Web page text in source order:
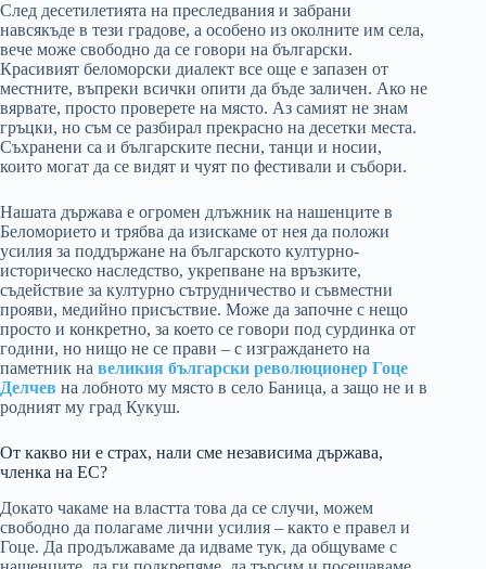
След десетилетията на преследвания и забрани
навсякъде в тези градове, а особено из околните им села,
вече може свободно да се говори на български.
Красивият беломорски диалект все още е запазен от
местните, въпреки всички опити да бъде заличен. Ако не
вярвате, просто проверете на място. Аз самият не знам
гръцки, но съм се разбирал прекрасно на десетки места.
Съхранени са и българските песни, танци и носии,
които могат да се видят и чуят по фестивали и събори.
Нашата държава е огромен длъжник на нашенците в
Беломорието и трябва да изискаме от нея да положи
усилия за поддържане на българското културно-
историческо наследство, укрепване на връзките,
съдействие за културно сътрудничество и съвместни
прояви, медийно присъствие. Може да започне с нещо
просто и конкретно, за което се говори под сурдинка от
години, но нищо не се прави – с изграждането на
паметник на великия български революционер Гоце
Делчев на лобното му място в село Баница, а защо не и в
родният му град Кукуш.
От какво ни е страх, нали сме независима държава,
членка на ЕС?
Докато чакаме на властта това да се случи, можем
свободно да полагаме лични усилия – както е правел и
Гоце. Да продължаваме да идваме тук, да общуваме с